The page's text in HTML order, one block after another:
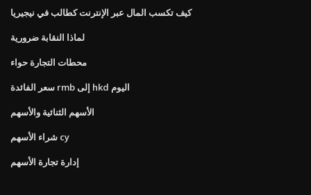
كيف تكسب المال عبر الإنترنت كطالب في نيجيريا
لماذا النقابة ضرورية
محطات التجارة حواء
سعر الفائدة rmb إلى hkd اليوم
الأسهم الثنائية والأسهم
شراء الأسهم cy
إدارة تجارة الأسهم